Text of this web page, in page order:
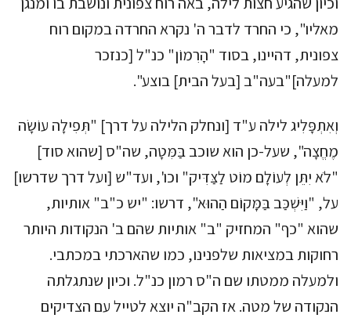
מאליו", כי החרד לדבר ה' נקרא החרדה במקום רוח
צפונית, דהיינו, בסוד "הָרִמוֹן" כנ"ל [כנזכר
למעלה]"בעה"ב [בעל הבית] בוצע".
וְאִתְפָּלִיג לילה ע"ד [ונחלק הלילה על דרך] "תְּפִילָה עוֹשָׂה
מֶחֱצָה", שעל-כן הוא שוכב בַּמִּטָה, שה"ס [שהוא סוד]
"לֹא יִתֵּן לְעוֹלָם מוֹט לַצַּדִּיק" וכו', ועד"ש [ועל דרך שדרשו]
על, "וַיִּשְׁכַּב בַּמָּקוֹם הַהוּא", דרשו: "יש כ"ב" אותיות,
שהוא "כף" המחזיק "ב" אותיות שהם ב' הנקודות היותר
רחוקות במציאות שלפנינו, כמו שהארכתי במכתבי.
ולמעלה ממטתו שם ה"ס רמון כנ"ל. וכיון שנתגלתה
הנקודה של מטה. אז הקב"ה יוצא לטייל עם הצדיקים